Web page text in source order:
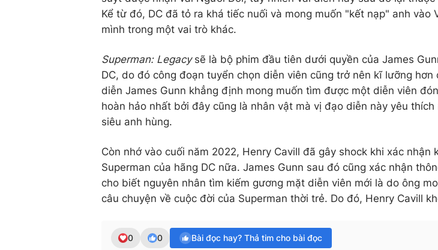
Kể từ đó, DC đã tỏ ra khá tiếc nuối và mong muốn "kết nạp" anh vào
mình trong một vai trò khác.
Superman: Legacy sẽ là bộ phim đầu tiên dưới quyền của James
DC, do đó công đoạn tuyển chọn diễn viên cũng trở nên kĩ lưỡng hơn
diễn James Gunn khẳng định mong muốn tìm được một diễn viên
hoàn hảo nhất bởi đây cũng là nhân vật mà vị đạo diễn này yêu
siêu anh hùng.
Còn nhớ vào cuối năm 2022, Henry Cavill đã gây shock khi xác nhận
Superman của hãng DC nữa. James Gunn sau đó cũng xác nhận
cho biết nguyên nhân tìm kiếm gương mặt diễn viên mới là do ông
câu chuyện về cuộc đời của Superman thời trẻ. Do đó, Henry Cavill
0 0 Bài đọc hay? Thả tim cho bài đọc